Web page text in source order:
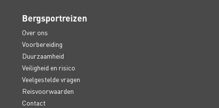
Bergsportreizen
Over ons
Voorbereiding
Duurzaamheid
Veiligheid en risico
Veelgestelde vragen
Reisvoorwaarden
Contact